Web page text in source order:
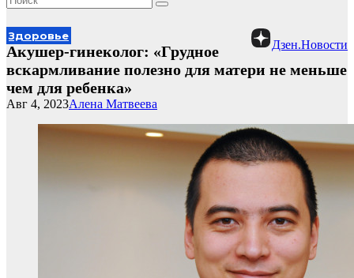
Дзен.Новости
Здоровье
Акушер-гинеколог: «Грудное
вскармливание полезно для матери не меньше
чем для ребенка»
Алена Матвеева
Авг 4, 2023